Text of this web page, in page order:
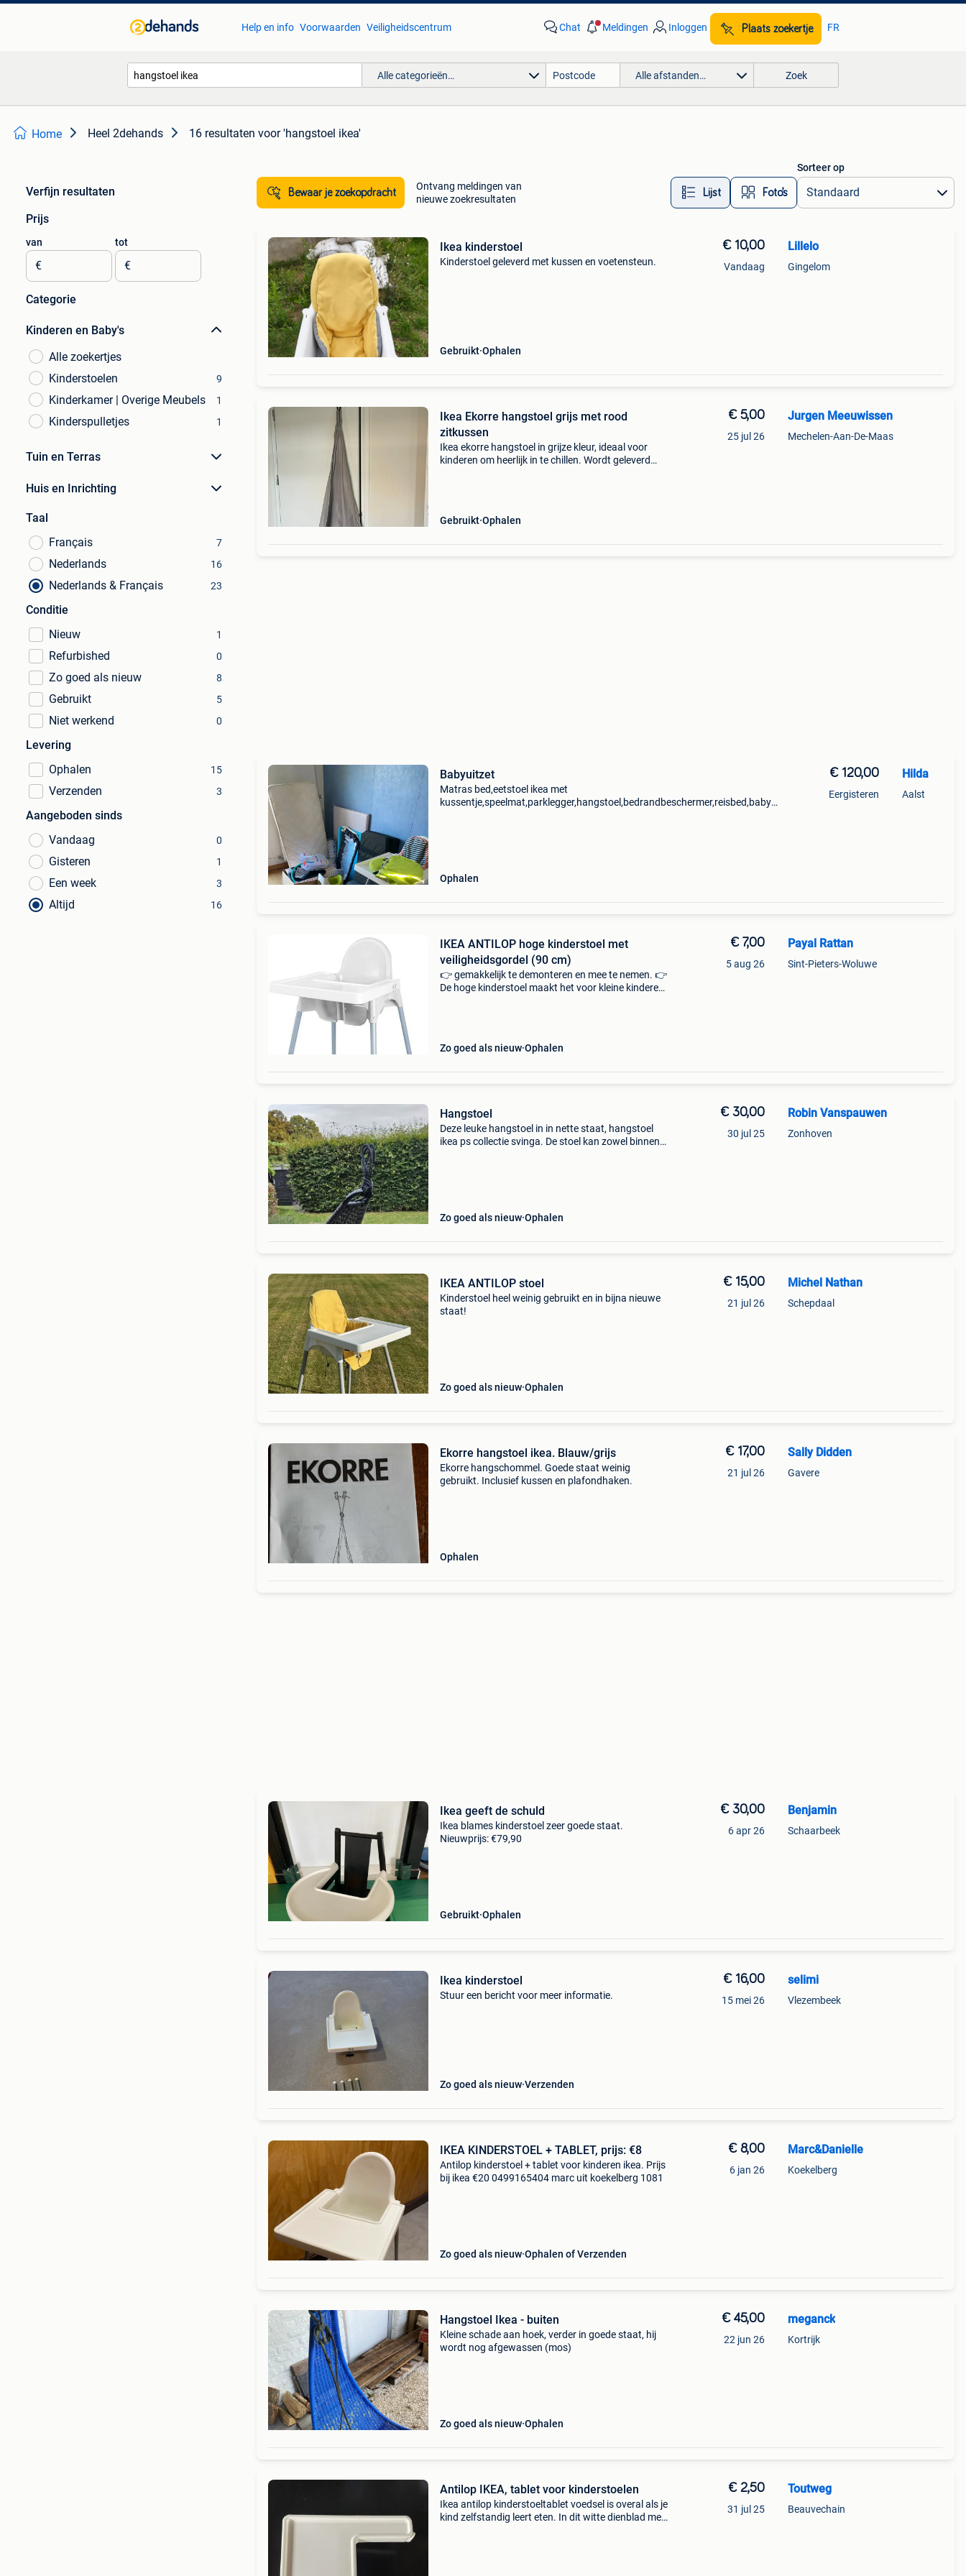
Help en info Voorwaarden Veiligheidscentrum Chat Meldingen Inloggen Plaats zoekertje FR
Alle categorieën… Alle afstanden… Zoek
Home Heel 2dehands 16 resultaten voor 'hangstoel ikea'
Verfijn resultaten
Prijs
van
€
tot
€
Categorie
Kinderen en Baby's
Alle zoekertjes
Kinderstoelen
9
Kinderkamer | Overige Meubels 1
Kinderspulletjes 1
Tuin en Terras
Huis en Inrichting
Taal
Français
7
Nederlands 16
Nederlands & Français 23
Conditie
Nieuw
1
Refurbished 0
Zo goed als nieuw 8
Gebruikt 5
Niet werkend 0
Levering
Ophalen
15
Verzenden 3
Aangeboden sinds
Vandaag
0
Gisteren 1
Een week 3
Altijd 16
Bewaar je zoekopdracht
Ontvang meldingen van
nieuwe zoekresultaten
Lijst Foto’s
Sorteer op
Ikea kinderstoel
Kinderstoel geleverd met kussen en voetensteun.
Gebruikt Ophalen
€ 10,00
Vandaag
Lillelo
Gingelom
Ikea Ekorre hangstoel grijs met rood
zitkussen
Ikea ekorre hangstoel in grijze kleur, ideaal voor
kinderen om heerlijk in te chillen. Wordt geleverd
Gebruikt Ophalen
€ 5,00
25 jul 26
Jurgen Meeuwissen
Mechelen-Aan-De-Maas
Babyuitzet
Matras bed,eetstoel ikea met
kussentje,speelmat,parklegger,hangstoel,bedrandbeschermer,reisbed,babysit
Ophalen
€ 120,00
Eergisteren
Hilda
Aalst
IKEA ANTILOP hoge kinderstoel met
veiligheidsgordel (90 cm)
👉 gemakkelijk te demonteren en mee te nemen. 👉
De hoge kinderstoel maakt het voor kleine kinderen
Zo goed als nieuw Ophalen
€ 7,00
5 aug 26
Payal Rattan
Sint-Pieters-Woluwe
Hangstoel
Deze leuke hangstoel in in nette staat, hangstoel
ikea ps collectie svinga. De stoel kan zowel binnen
Zo goed als nieuw Ophalen
€ 30,00
30 jul 25
Robin Vanspauwen
Zonhoven
IKEA ANTILOP stoel
Kinderstoel heel weinig gebruikt en in bijna nieuwe
staat!
Zo goed als nieuw Ophalen
€ 15,00
21 jul 26
Michel Nathan
Schepdaal
Ekorre hangstoel ikea. Blauw/grijs
Ekorre hangschommel. Goede staat weinig
gebruikt. Inclusief kussen en plafondhaken.
Ophalen
€ 17,00
21 jul 26
Sally Didden
Gavere
Ikea geeft de schuld
Ikea blames kinderstoel zeer goede staat.
Nieuwprijs: €79,90
Gebruikt Ophalen
€ 30,00
6 apr 26
Benjamin
Schaarbeek
Ikea kinderstoel
Stuur een bericht voor meer informatie.
Zo goed als nieuw Verzenden
€ 16,00
15 mei 26
selimi
Vlezembeek
IKEA KINDERSTOEL + TABLET, prijs: €8
Antilop kinderstoel + tablet voor kinderen ikea. Prijs
bij ikea €20 0499165404 marc uit koekelberg 1081
Zo goed als nieuw Ophalen of Verzenden
€ 8,00
6 jan 26
Marc&Danielle
Koekelberg
Hangstoel Ikea - buiten
Kleine schade aan hoek, verder in goede staat, hij
wordt nog afgewassen (mos)
Zo goed als nieuw Ophalen
€ 45,00
22 jun 26
meganck
Kortrijk
Antilop IKEA, tablet voor kinderstoelen
Ikea antilop kinderstoeltablet voedsel is overal als je
kind zelfstandig leert eten. In dit witte dienblad met
€ 2,50
31 jul 25
Toutweg
Beauvechain